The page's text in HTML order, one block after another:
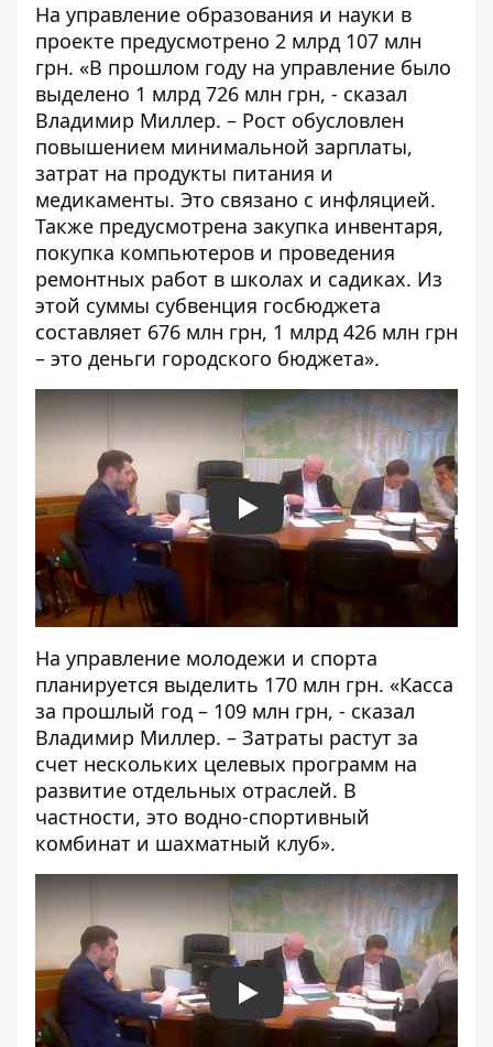
На управление образования и науки в
проекте предусмотрено 2 млрд 107 млн
грн. «В прошлом году на управление было
выделено 1 млрд 726 млн грн, - сказал
Владимир Миллер. – Рост обусловлен
повышением минимальной зарплаты,
затрат на продукты питания и
медикаменты. Это связано с инфляцией.
Также предусмотрена закупка инвентаря,
покупка компьютеров и проведения
ремонтных работ в школах и садиках. Из
этой суммы субвенция госбюджета
составляет 676 млн грн, 1 млрд 426 млн грн
– это деньги городского бюджета».
Play
На управление молодежи и спорта
планируется выделить 170 млн грн. «Касса
за прошлый год – 109 млн грн, - сказал
Владимир Миллер. – Затраты растут за
счет нескольких целевых программ на
развитие отдельных отраслей. В
частности, это водно-спортивный
комбинат и шахматный клуб».
Play